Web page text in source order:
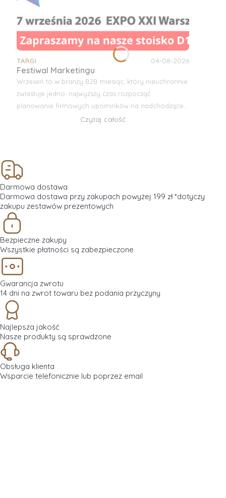
TARGI 04-08-2026
Festiwal Marketingu
Wrzeseń to w branży B2B miesiąc, który nieuchronnie
zwiastuje jedno: najwyższy czas rozpocząć
planowanie firmowych upominków na nadchodzące
Święta! Z ogromną radością ogłaszamy, że w tym
Czytaj całość
Darmowa dostawa
Darmowa dostawa przy zakupach powyżej 199 zł *dotyczy
zakupu zestawów prezentowych
Bezpieczne zakupy
Wszystkie płatności są zabezpieczone
Gwarancja zwrotu
14 dni na zwrot towaru bez podania przyczyny
Najlepsza jakość
Nasze produkty są sprawdzone
Obsługa klienta
Wsparcie telefonicznie lub poprzez email